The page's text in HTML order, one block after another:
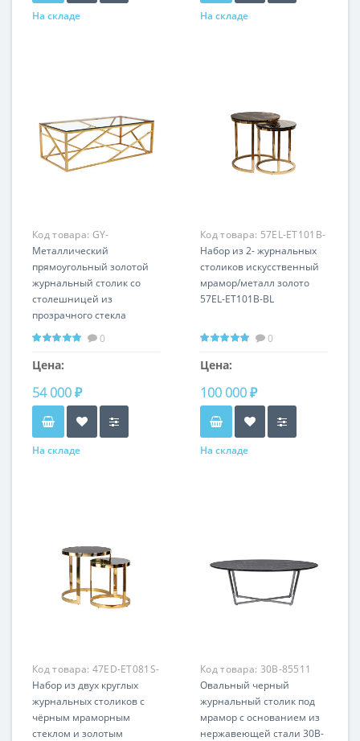
На складе На складе
Код товара: GY-
CT2051214GOLD
Металлический
прямоугольный золотой
журнальный столик со
столешницей из
прозрачного стекла
60*120*40см GY-
CT2051214GOLD
0
Цена:
54 000 ₽
На складе
Код товара: 57EL-ET101B-
BL
Набор из 2- журнальных
столиков искусственный
мрамор/металл золото
57EL-ET101B-BL
0
Цена:
100 000 ₽
На складе
Код товара: 47ED-ET081S-
GOLD
Набор из двух круглых
журнальных столиков с
чёрным мраморным
стеклом и золотым
Код товара: 30B-85511
Овальный черный
журнальный столик под
мрамор с основанием из
нержавеющей стали 30B-